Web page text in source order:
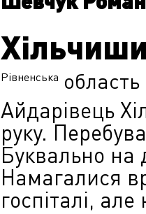
Рівненська область
Айдарівець
руку.
Буквально на
Намагалися
госпіталі,